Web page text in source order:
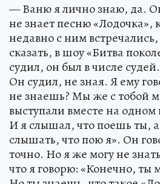
— Ваню я лично знаю, да.
не знает песню «Лодочка»,
недавно с ним
сказать, в шоу «Битва
судил, он был в числе
Он судил, не зная. Я ему
не знаешь? Мы же с тобой
выступали вместе на
И я слышал, что поешь ты,
слышать, что пою я». Он
точно. Но я же могу не
что я говорю: «Конечно, ты